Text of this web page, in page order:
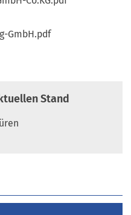
GmbH.pdf
Stand